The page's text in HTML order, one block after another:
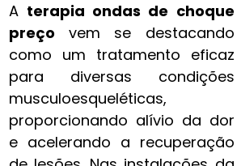
A terapia ondas de choque
preço vem se destacando
como um tratamento eficaz
para diversas condições
musculoesqueléticas,
proporcionando alívio da dor
e acelerando a recuperação